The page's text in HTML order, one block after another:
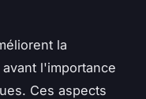
la
l'importance
Ces aspects